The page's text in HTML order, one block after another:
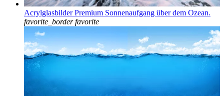
Acrylglasbilder Premium Sonnenaufgang über dem Ozean.
favorite_border favorite